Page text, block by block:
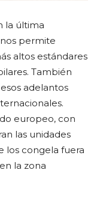
la última
permite
altos estándares
También
adelantos
europeo, con
las unidades
los congela fuera
la zona